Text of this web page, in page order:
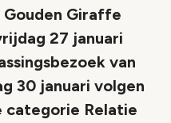
Gouden Giraffe
27 januari
van
30 januari volgen
categorie Relatie